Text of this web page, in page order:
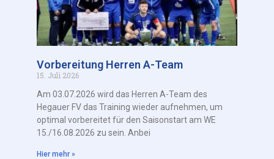
Vorbereitung Herren A-Team
15. Juli 2026
Am 03.07.2026 wird das Herren A-Team des
Hegauer FV das Training wieder aufnehmen, um
optimal vorbereitet für den Saisonstart am WE
15./16.08.2026 zu sein. Anbei
Hier mehr »